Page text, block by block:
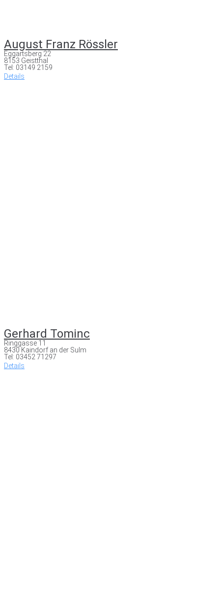
August Franz Rössler
Eggartsberg 22
8153 Geistthal
Tel: 03149 2159
Details
Gerhard Tominc
Ringgasse 11
8430 Kaindorf an der Sulm
Tel: 03452 71297
Details